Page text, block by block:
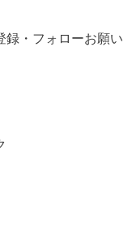
録・フォローお願い